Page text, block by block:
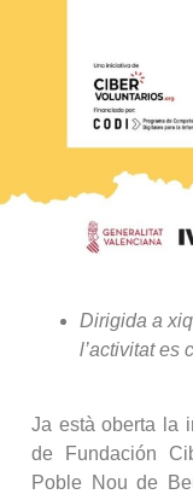
Dirigida a
l’activitat es
Ja està oberta la
de Fundación
Poble Nou de